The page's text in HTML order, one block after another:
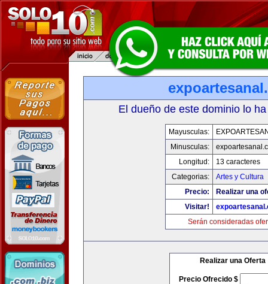
El dueño de este dominio lo
Mayusculas:
Minusculas:
Longitud:
13 caracteres
Categorias:
Artes y Cultura
Precio:
Realizar una
Visitar!
Serán consideradas
Realizar una Oferta
Precio Ofrecido $